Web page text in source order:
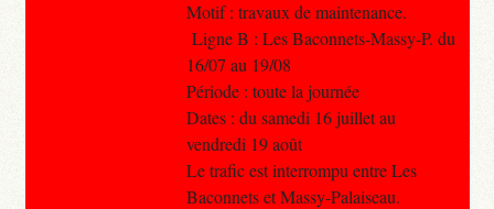
Motif : travaux de maintenance.
Ligne B : Les Baconnets-Massy-P. du
16/07 au 19/08
Période : toute la journée
Dates : du samedi 16 juillet au
vendredi 19 août
Le trafic est interrompu entre Les
Baconnets et Massy-Palaiseau.